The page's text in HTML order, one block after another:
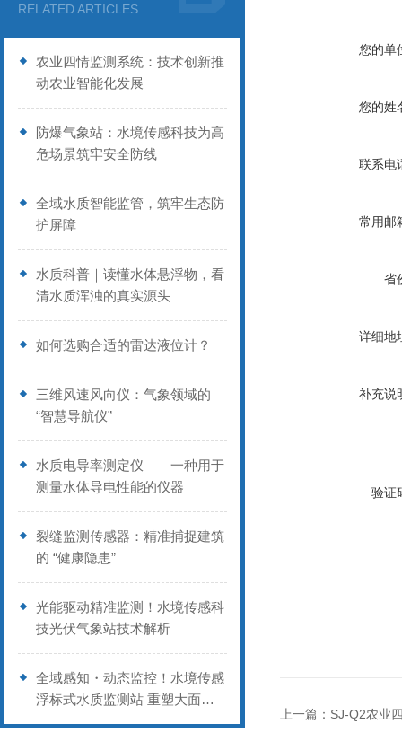
RELATED ARTICLES
农业四情监测系统：技术创新推
动农业智能化发展
防爆气象站：水境传感科技为高
危场景筑牢安全防线
全域水质智能监管，筑牢生态防
护屏障
水质科普｜读懂水体悬浮物，看
清水质浑浊的真实源头
如何选购合适的雷达液位计？
三维风速风向仪：气象领域的
“智慧导航仪”
水质电导率测定仪——一种用于
测量水体导电性能的仪器
裂缝监测传感器：精准捕捉建筑
的 “健康隐患”
光能驱动精准监测！水境传感科
技光伏气象站技术解析
全域感知・动态监控！水境传感
浮标式水质监测站 重塑大面积
水域监测模式
您的单
您的姓
联系电
常用邮
省
详细地
补充说
验证
上一篇： SJ-Q2农业